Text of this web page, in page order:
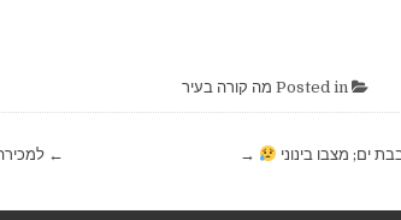
מה קורה בעיר
← למכירה 3 חדרים →